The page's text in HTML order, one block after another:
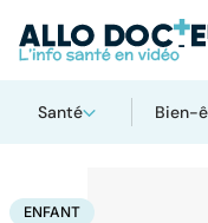
Santé Bien-
AccueilFamille
ENFANT